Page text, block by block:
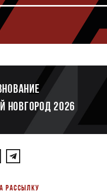
НОВГОРОД 2026
РАССЫЛКУ